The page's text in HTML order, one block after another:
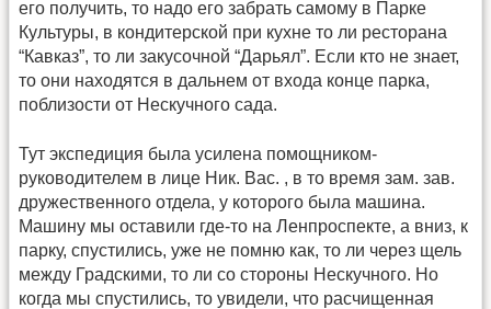
его получить, то надо его забрать самому в Парке
Культуры, в кондитерской при кухне то ли ресторана
“Кавказ”, то ли закусочной “Дарьял”. Если кто не знает,
то они находятся в дальнем от входа конце парка,
поблизости от Нескучного сада.
Тут экспедиция была усилена помощником-
руководителем в лице Ник. Вас. , в то время зам. зав.
дружественного отдела, у которого была машина.
Машину мы оставили где-то на Ленпроспекте, а вниз, к
парку, спустились, уже не помню как, то ли через щель
между Градскими, то ли со стороны Нескучного. Но
когда мы спустились, то увидели, что расчищенная